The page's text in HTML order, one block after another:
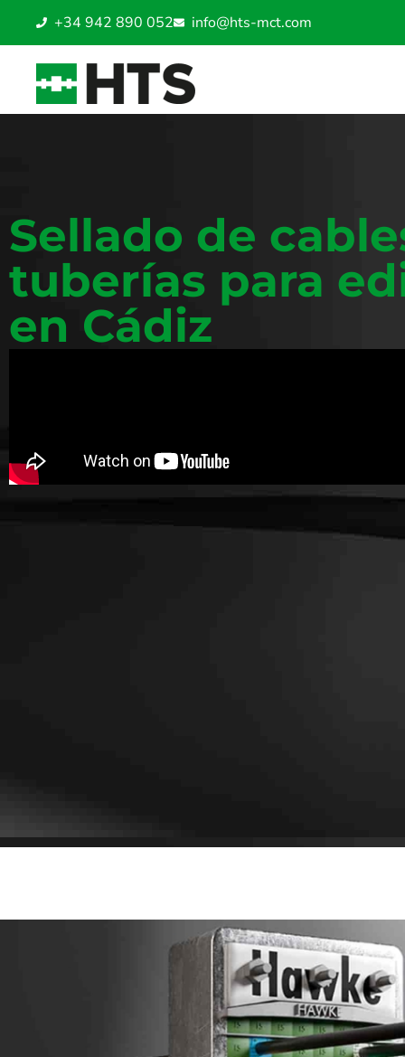
+34 942 890 052 info@hts-mct.com
Sellado de
tuberías para
en Cádiz